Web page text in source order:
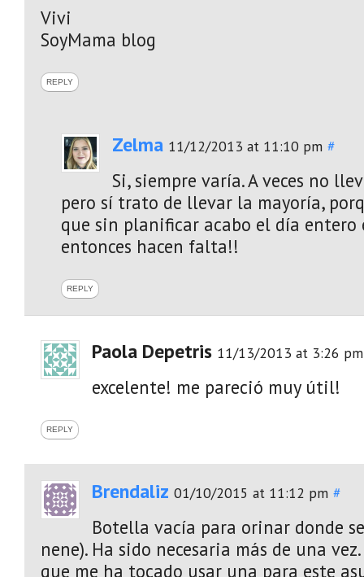
Vivi
SoyMama blog
REPLY
Zelma 11/12/2013 at 11:10 pm #
Si, siempre varía. A veces no
pero sí trato de llevar la mayoría,
que sin planificar acabo el día entero
entonces hacen falta!!
REPLY
Paola Depetris 11/13/2013 at 3:26 pm
excelente! me pareció muy útil!
REPLY
Brendaliz 01/10/2015 at 11:12 pm #
Botella vacía para orinar donde
nene). Ha sido necesaria más de una
que me ha tocado usar una para este